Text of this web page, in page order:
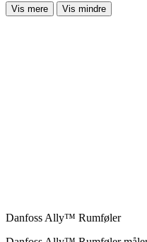
Vis mere Vis mindre
Danfoss Ally™ Rumføler